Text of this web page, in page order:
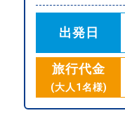
出発日
旅行代金
(大人1名様)